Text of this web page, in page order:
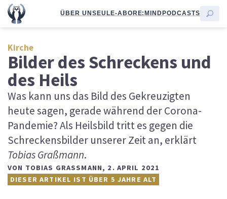
ÜBER UNSEULE-ABORE:MINDPODCASTS
Kirche
Bilder des Schreckens und
des Heils
Was kann uns das Bild des Gekreuzigten
heute sagen, gerade während der Corona-
Pandemie? Als Heilsbild tritt es gegen die
Schreckensbilder unserer Zeit an, erklärt
Tobias Graßmann.
VON TOBIAS GRASSMANN , 2. APRIL 2021
DIESER ARTIKEL IST ÜBER 5 JAHRE ALT